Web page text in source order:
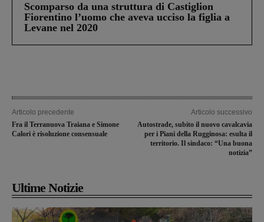
Scomparso da una struttura di Castiglion
Fiorentino l’uomo che aveva ucciso la figlia a
Levane nel 2020
Articolo precedente
Fra il Terranuova Traiana e Simone
Calori è risoluzione consensuale
Articolo successivo
Autostrade, subito il nuovo cavalcavia
per i Piani della Rugginosa: esulta il
territorio. Il sindaco: “Una buona
notizia”
Ultime Notizie